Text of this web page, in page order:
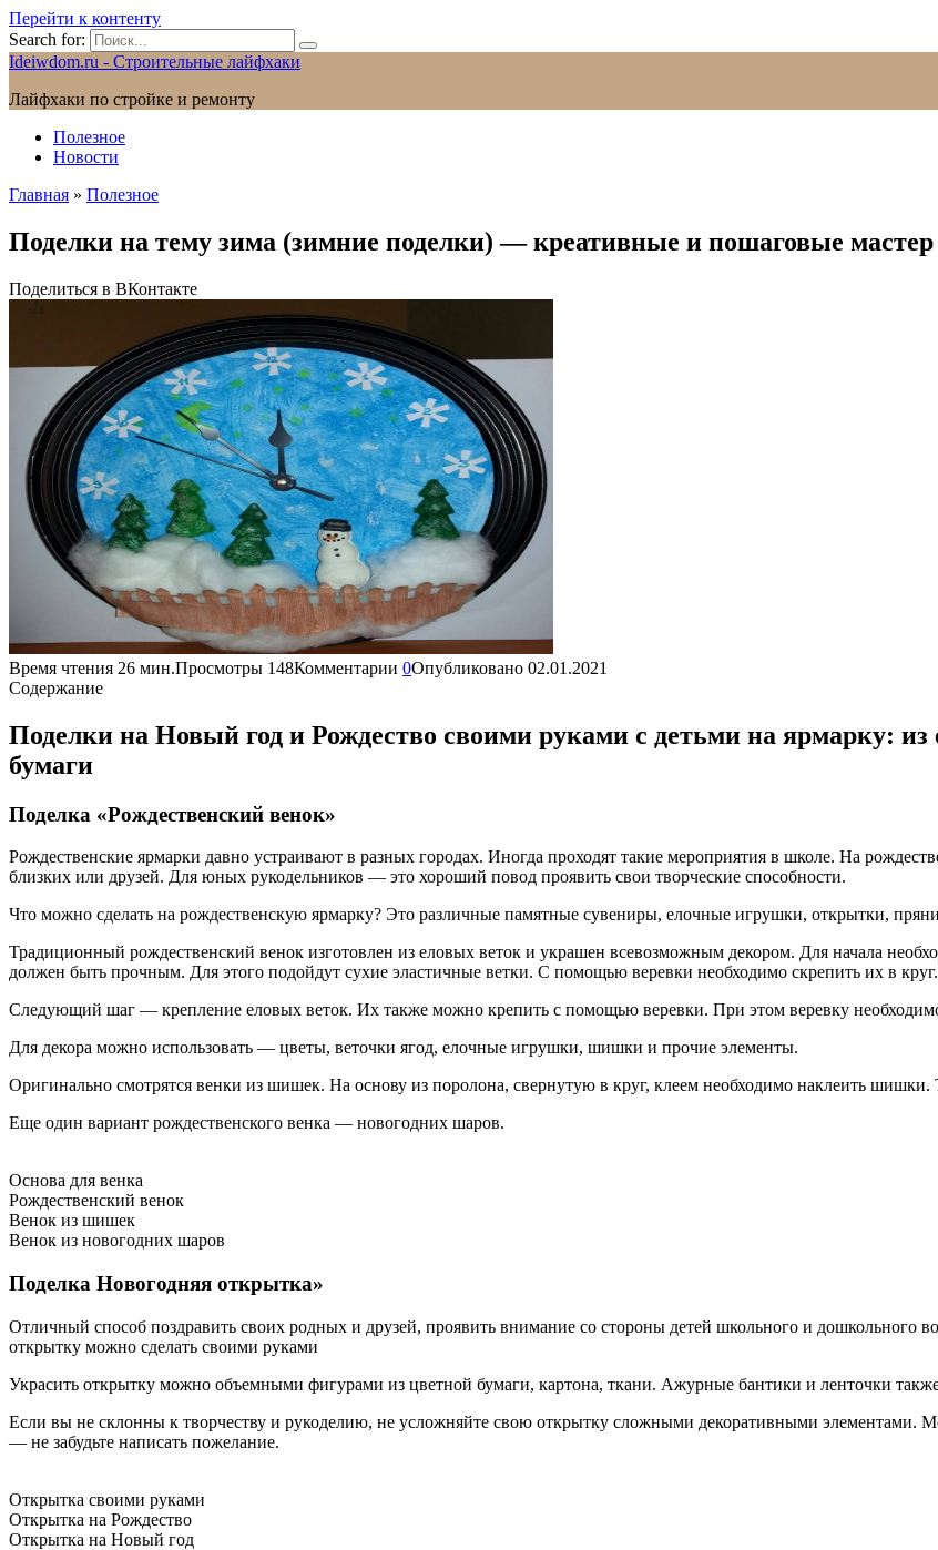
Перейти к контенту
Search for:
Ideiwdom.ru - Строительные лайфхаки
Лайфхаки по стройке и ремонту
Полезное
Новости
Главная » Полезное
Поделки на тему зима (зимние поделки) — креативные и пошаговые
Поделиться в ВКонтакте
Время чтения 26 мин.Просмотры 148Комментарии 0Опубликовано 02.01.2021
Содержание
Поделки на Новый год и Рождество своими руками с детьми на ярмарку:
бумаги
Поделка «Рождественский венок»
Рождественские ярмарки давно устраивают в разных городах. Иногда проходят такие мероприятия в школе. На
близких или друзей. Для юных рукодельников — это хороший повод проявить свои творческие способности.
Что можно сделать на рождественскую ярмарку? Это различные памятные сувениры, елочные игрушки, открытки,
Традиционный рождественский венок изготовлен из еловых веток и украшен всевозможным декором. Для начала
должен быть прочным. Для этого подойдут сухие эластичные ветки. С помощью веревки необходимо скрепить их в круг.
Следующий шаг — крепление еловых веток. Их также можно крепить с помощью веревки. При этом веревку
Для декора можно использовать — цветы, веточки ягод, елочные игрушки, шишки и прочие элементы.
Оригинально смотрятся венки из шишек. На основу из поролона, свернутую в круг, клеем необходимо наклеить
Еще один вариант рождественского венка — новогодних шаров.
Основа для венка
Рождественский венок
Венок из шишек
Венок из новогодних шаров
Поделка Новогодняя открытка»
Отличный способ поздравить своих родных и друзей, проявить внимание со стороны детей школьного и дошкольного
открытку можно сделать своими руками
Украсить открытку можно объемными фигурами из цветной бумаги, картона, ткани. Ажурные бантики и ленточки
Если вы не склонны к творчеству и рукоделию, не усложняйте свою открытку сложными декоративными элементами.
— не забудьте написать пожелание.
Открытка своими руками
Открытка на Рождество
Открытка на Новый год